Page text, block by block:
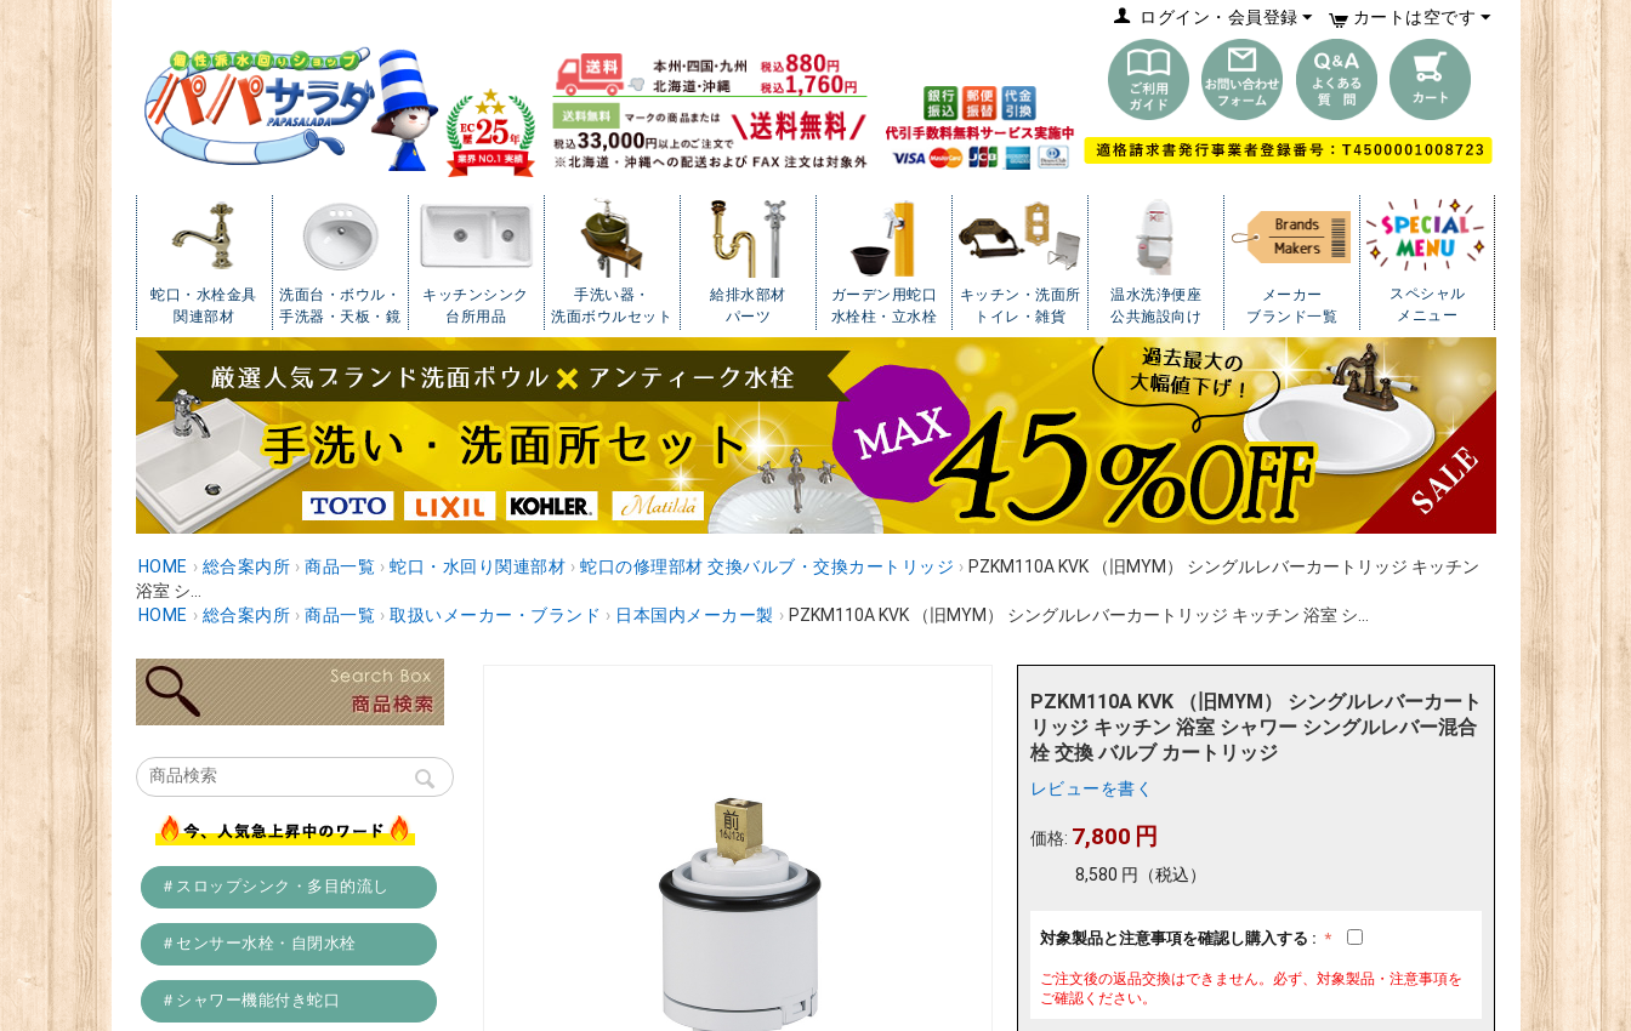
カートは空です
ログイン・会員登録
蛇口・水栓金具
関連部材
洗面台・ボウル・
手洗器・天板・鏡
キッチンシンク
台所用品
手洗い器・
洗面ボウルセット
給排水部材
パーツ
ガーデン用蛇口
水栓柱・立水栓
キッチン・洗面所
トイレ・雑貨
温水洗浄便座
公共施設向け
メーカー
ブランド一覧
スペシャル
メニュー
HOME › 総合案内所 › 商品一覧 › 蛇口・水回り関連部材 › 蛇口の修理部材 交換バルブ・交換カートリッジ › PZKM110A KVK （旧MYM） シングルレバーカートリッジ キッチン
浴室 シ...
HOME › 総合案内所 › 商品一覧 › 取扱いメーカー・ブランド › 日本国内メーカー製 › PZKM110A KVK （旧MYM） シングルレバーカートリッジ キッチン 浴室 シ...
＃スロップシンク・多目的流し
＃センサー水栓・自閉水栓
＃シャワー機能付き蛇口
PZKM110A KVK （旧MYM） シングルレバーカート
リッジ キッチン 浴室 シャワー シングルレバー混合
栓 交換 バルブ カートリッジ
レビューを書く
価格: 7,800 円
8,580 円 （税込）
対象製品と注意事項を確認し購入する :
ご注文後の返品交換はできません。必ず、対象製品・注意事項を
ご確認ください。